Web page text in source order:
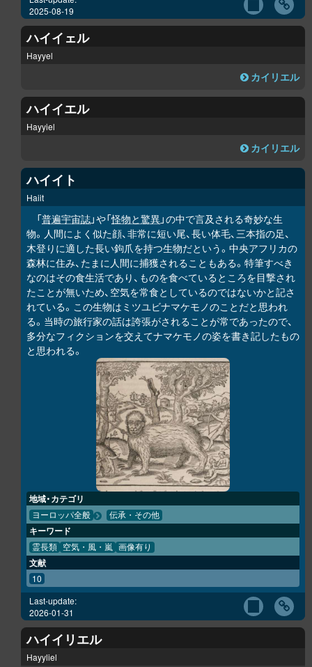
2025-08-19
ハイイェル
Hayyel
カイリエル
ハイイエル
Hayyiel
カイリエル
ハイイト
Haiit
「普遍宇宙誌」や「怪物と驚異」の中で言及される奇妙な生
物。人間によく似た顔、非常に短い尾、長い体毛、三本指の足、
木登りに適した長い鉤爪を持つ生物だという。中央アフリカの
森林に住み、たまに人間に捕獲されることもある。特筆すべき
なのはその食生活であり、ものを食べているところを目撃され
たことが無いため、空気を常食としているのではないかと記さ
れている。この生物はミツユビナマケモノのことだと思われ
る。当時の旅行家の話は誇張がされることが常であったので、
多分なフィクションを交えてナマケモノの姿を書き記したもの
と思われる。
地域・カテゴリ
ヨーロッパ全般 伝承・その他
キーワード
霊長類 空気・風・嵐 画像有り
文献
10
Last-update:
2026-01-31
ハイイリエル
Hayyliel